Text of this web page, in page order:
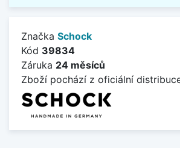
Značka Schock
Kód 39834
Záruka 24 měsíců
Zboží pochází z oficiální